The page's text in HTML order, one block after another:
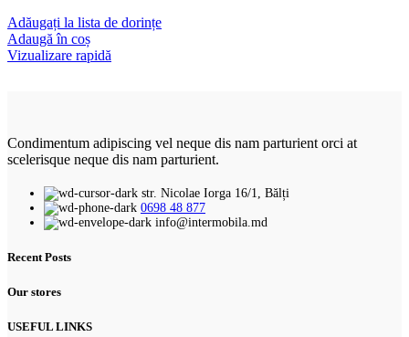
Adăugați la lista de dorințe
Adaugă în coș
Vizualizare rapidă
Condimentum adipiscing vel neque dis nam parturient orci at
scelerisque neque dis nam parturient.
str. Nicolae Iorga 16/1, Bălți
0698 48 877
info@intermobila.md
Recent Posts
Our stores
USEFUL LINKS